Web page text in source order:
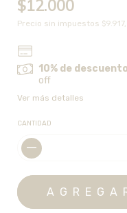
$12.000
Precio sin impuestos
10% de
off
Ver más detalles
CANTIDAD